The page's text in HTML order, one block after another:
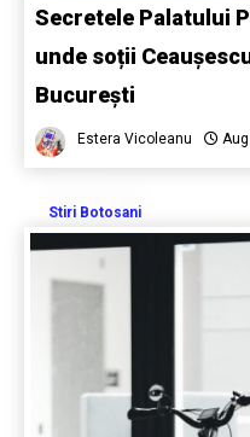
Secretele Palatului
unde soții
București
Estera Vicoleanu
Stiri Botosani